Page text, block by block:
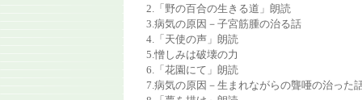
2.「野の百合の生きる道」朗読
3.病気の原因－子宮筋腫の治る話
4.「天使の声」朗読
5.憎しみは破壊の力
6.「花園にて」朗読
7.病気の原因－生まれながらの聾唖の治った